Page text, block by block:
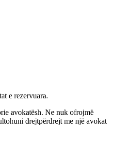
e rezervuara.
avokatësh. Ne nuk ofrojmë
drejtpërdrejt me një avokat